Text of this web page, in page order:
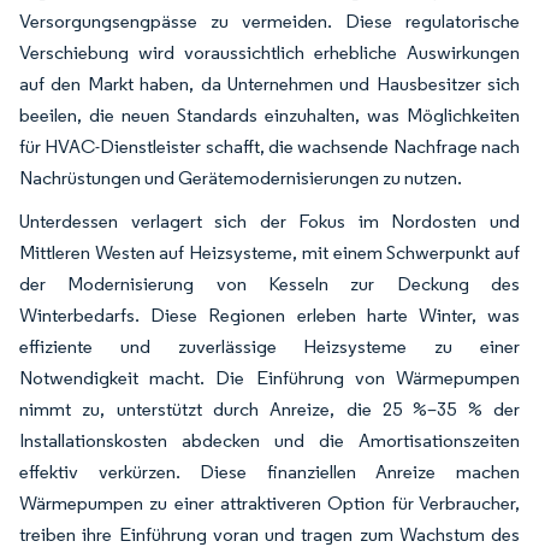
Versorgungsengpässe zu vermeiden. Diese regulatorische
Verschiebung wird voraussichtlich erhebliche Auswirkungen
auf den Markt haben, da Unternehmen und Hausbesitzer sich
beeilen, die neuen Standards einzuhalten, was Möglichkeiten
für HVAC-Dienstleister schafft, die wachsende Nachfrage nach
Nachrüstungen und Gerätemodernisierungen zu nutzen.
Unterdessen verlagert sich der Fokus im Nordosten und
Mittleren Westen auf Heizsysteme, mit einem Schwerpunkt auf
der Modernisierung von Kesseln zur Deckung des
Winterbedarfs. Diese Regionen erleben harte Winter, was
effiziente und zuverlässige Heizsysteme zu einer
Notwendigkeit macht. Die Einführung von Wärmepumpen
nimmt zu, unterstützt durch Anreize, die 25 %–35 % der
Installationskosten abdecken und die Amortisationszeiten
effektiv verkürzen. Diese finanziellen Anreize machen
Wärmepumpen zu einer attraktiveren Option für Verbraucher,
treiben ihre Einführung voran und tragen zum Wachstum des